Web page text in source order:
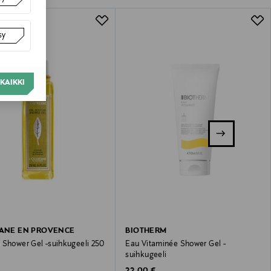
valittuun osoitteeseen.
EN PROVENCE
Shower Gel -suihkugeeli 250
BIOTHERM
Eau Vitaminée Shower Gel -
suihkugeeli